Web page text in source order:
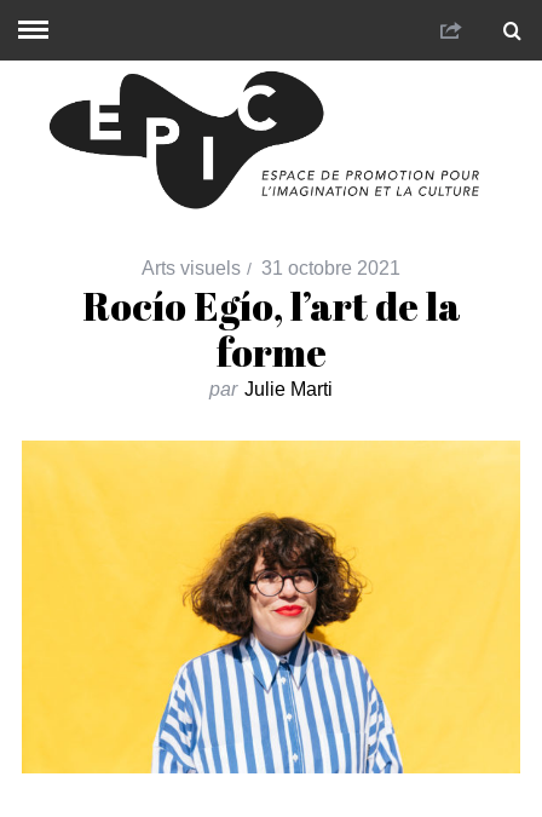
Arts visuels 31 octobre 2021
Rocío Egío, l’art de la
forme
par Julie Marti